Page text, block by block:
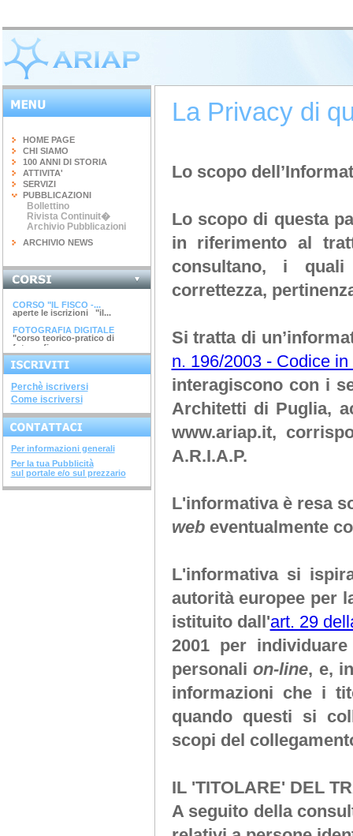
HOME PAGE
CHI SIAMO
100 ANNI DI STORIA
ATTIVITA'
SERVIZI
PUBBLICAZIONI
Bollettino
Rivista Continuit�
Archivio Pubblicazioni
ARCHIVIO NEWS
INGEGNERIA DEL...
terminato il corso di 20 ore...
CORSO "IL FISCO -...
aperte le iscrizioni "il...
FOTOGRAFIA DIGITALE
"corso teorico-pratico di
fotografia...
ARGINI, SPONDE E...
corso di 4 ore argini, spinde
e...
DIAGNOSTICA...
avviato il corso di 28 ore...
SISTEMI COSTRUTTIVI...
terminato il corso di 32 ore...
NUOVI DECRETI SU...
terminato il...
METODOLOGIE...
terminato il corso di 28...
terminato il corso di 12 ore...
Perchè iscriversi
Come iscriversi
Per informazioni generali
Per la tua Pubblicità
sul portale e/o sul prezzario
La Privacy di
Lo scopo
Lo scopo di questa
in riferimento al
consultano, i
correttezza,
Si tratta di
n. 196/2003 - Codice
interagiscono con i
Architetti di Puglia,
www.ariap.it,
A.R.I.A.P.
L'informativa è resa
webeventualmente
L'informativa si
autorità europee per
istituito dall'art. 29
2001 per
personali on-line, e,
informazioni che i
quando questi si
scopi del
IL 'TITOLARE' DEL
A seguito della